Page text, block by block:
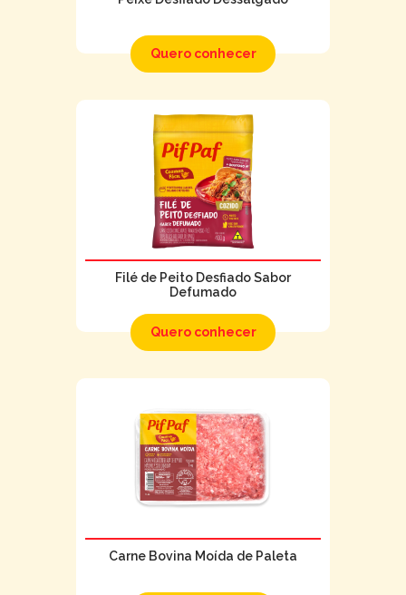
Quero conhecer
Filé de Peito Desfiado Sabor
Defumado
Quero conhecer
Carne Bovina Moída de Paleta